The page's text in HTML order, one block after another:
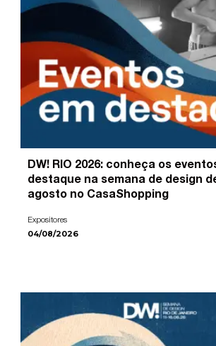
DW! RIO 2026: conheça os
destaque na semana de design
agosto no CasaShopping
Expositores
04/08/2026